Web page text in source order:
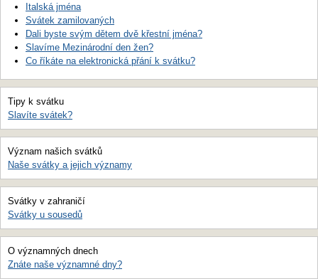
Italská jména
Svátek zamilovaných
Dali byste svým dětem dvě křestní jména?
Slavíme Mezinárodní den žen?
Co říkáte na elektronická přání k svátku?
Tipy k svátku
Slavíte svátek?
Význam našich svátků
Naše svátky a jejich významy
Svátky v zahraničí
Svátky u sousedů
O významných dnech
Znáte naše významné dny?